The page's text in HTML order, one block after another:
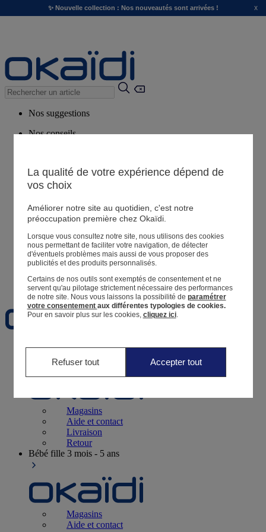
✨ Nouvelle collection : Nos nouveautés sont arrivées ! x
Nos suggestions
Nos conseils
Magasin
Mes informations
Suivre une commande
Panier
Favoris
Naissance0-12 mois
Magasins
Aide et contact
Livraison
Retour
Bébé fille 3 mois - 5 ans
Magasins
Aide et contact
La qualité de votre expérience dépend de
vos choix
Améliorer notre site au quotidien, c'est notre
préoccupation première chez Okaïdi.
Lorsque vous consultez notre site, nous utilisons des cookies
nous permettant de faciliter votre navigation, de détecter
d'éventuels problèmes mais aussi de vous proposer des
publicités et des produits personnalisés.
Certains de nos outils sont exemptés de consentement et ne
servent qu'au pilotage strictement nécessaire des performances
de notre site. Nous vous laissons la possibilité de paramétrer
votre consentement aux différentes typologies de cookies.
Pour en savoir plus sur les cookies, cliquez ici.
Refuser tout Accepter tout